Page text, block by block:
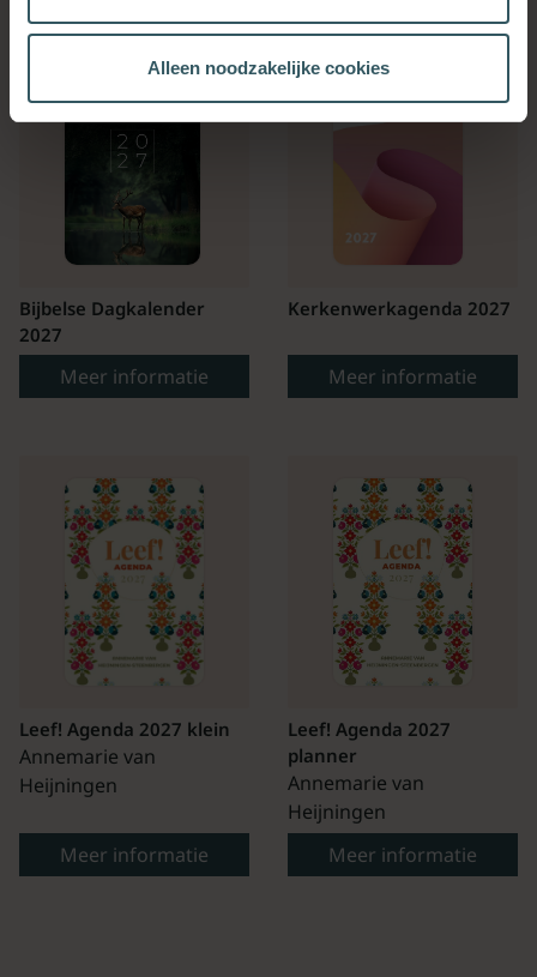
Alleen noodzakelijke cookies
Bijbelse Dagkalender
2027
Meer informatie
Kerkenwerkagenda 2027
Meer informatie
Leef! Agenda 2027 klein
Annemarie van
Heijningen
Meer informatie
Leef! Agenda 2027
planner
Annemarie van
Heijningen
Meer informatie